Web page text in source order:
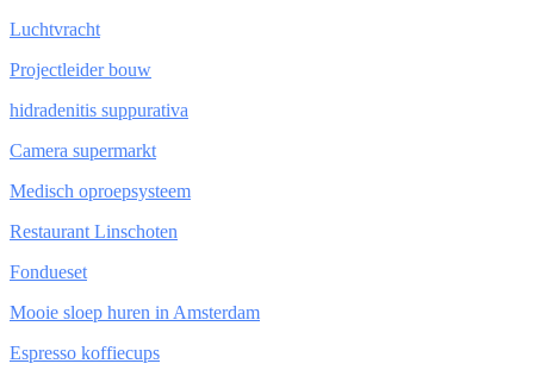
Luchtvracht
Projectleider bouw
hidradenitis suppurativa
Camera supermarkt
Medisch oproepsysteem
Restaurant Linschoten
Fondueset
Mooie sloep huren in Amsterdam
Espresso koffiecups